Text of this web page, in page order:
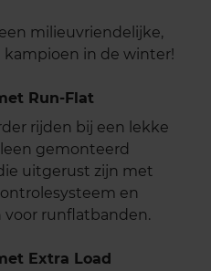
milieuvriendelijke,
kampioen in de winter!
Run-Flat
rijden bij een lekke
gemonteerd
uitgerust zijn met
en
runflatbanden.
Extra Load